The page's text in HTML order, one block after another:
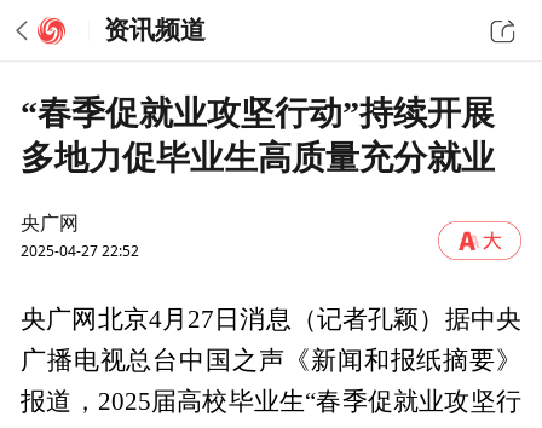
资讯频道
“春季促就业攻坚行动”持续开展
多地力促毕业生高质量充分就业
央广网
2025-04-27 22:52
央广网北京4月27日消息（记者孔颖）据中央
广播电视总台中国之声《新闻和报纸摘要》
报道，2025届高校毕业生“春季促就业攻坚行